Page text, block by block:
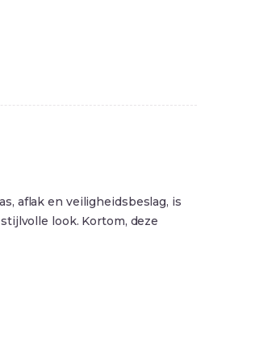
aflak en veiligheidsbeslag, is
look. Kortom, deze